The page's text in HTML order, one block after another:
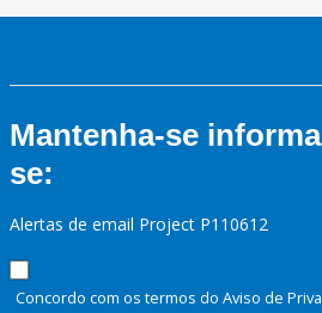
Mantenha-se
se:
Alertas de email Project P110612
Concordo com os termos do Aviso de